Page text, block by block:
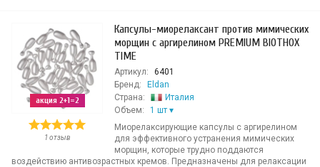
акция 2+1=2
1 отзыв
Капсулы-миорелаксант против мимических
морщин с аргирелином PREMIUM BIOTHOX
TIME
Артикул:
6401
Бренд:
Eldan
Страна:
Италия
Объем:
1 шт
Миорелаксирующие капсулы с аргирелином
для эффективного устранения мимических
морщин, которые трудно поддаются
воздействию антивозрастных кремов. Предназначены для релаксации